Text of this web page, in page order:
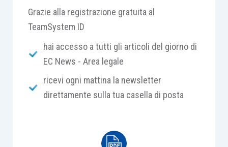
La controversia trae origine da una domanda
proposta da una compagnia assicurativa volta ad
ottenere l’accertamento della prescrizione del
relazione ad una rapina subita dall’oreficeria
assicurata.
La convenuta eccepiva pregiudizialmente, il
Grazie alla registrazione gratuita al
TeamSystem ID
hai accesso a tutti gli articoli del giorno di
EC News - Area legale
ricevi ogni mattina la newsletter
direttamente sulla tua casella di posta